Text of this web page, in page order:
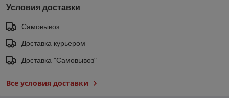
Условия доставки
Самовывоз
Доставка курьером
Доставка "Самовывоз"
Все условия доставки